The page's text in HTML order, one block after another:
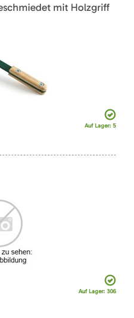
mit Holzgriff
Auf Lager: 5
Auf Lager: 306